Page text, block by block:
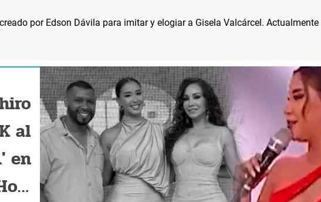
por Edson Dávila para imitar y elogiar a Gisela Valcárcel.
al
en